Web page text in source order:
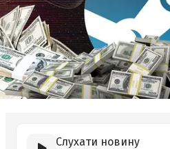
Слухати новину